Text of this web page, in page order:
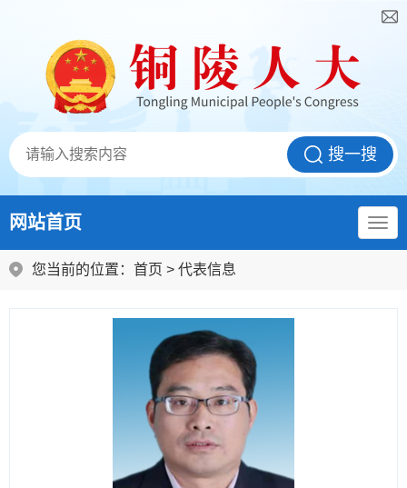
网站首页
您当前的位置： 首页 > 代表信息